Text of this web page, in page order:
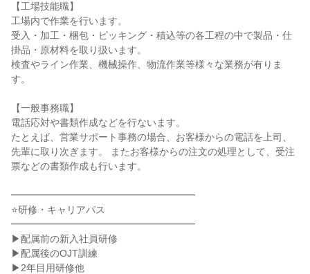
【工場技能職】
工場内で作業を行います。
受入・加工・梱包・ピッキング・積込等の各工程の中で製品・仕
掛品・原材料を取り扱います。
検査やライン作業、機械操作、物流作業等様々な業務が有りま
す。
【一般事務職】
電話応対や書類作成などを行ないます。
たとえば、営業サポート事務の場合、お客様からの電話を上司、
先輩に取り次ぎます。 またお客様からの注文の処理として、受注
票などの書類作成も行います。
━━━━━━━━━━━━━━━━━━━
⭐研修・キャリアパス
━━━━━━━━━━━━━━━━━━━
▶配属前の新入社員研修
▶配属後のOJT訓練
▶2年目用研修他